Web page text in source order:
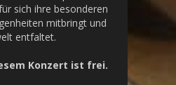
sich ihre besonderen
mitbringt und
entfaltet.
Konzert ist frei.